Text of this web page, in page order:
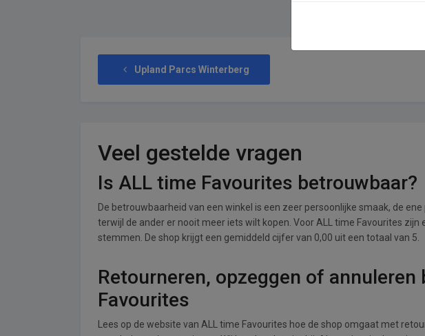
Upland Parcs Winterberg
Veel gestelde vragen
Is ALL time Favourites betrouwbaar?
De betrouwbaarheid van een winkel is een zeer persoonlijke smaak, de
terwijl de ander er nooit meer iets wilt kopen. Voor ALL time Favourites zijn
stemmen. De shop krijgt een gemiddeld cijfer van 0,00 uit een totaal van 5.
Retourneren, opzeggen of annuleren
Favourites
Lees op de website van ALL time Favourites hoe de shop omgaat met